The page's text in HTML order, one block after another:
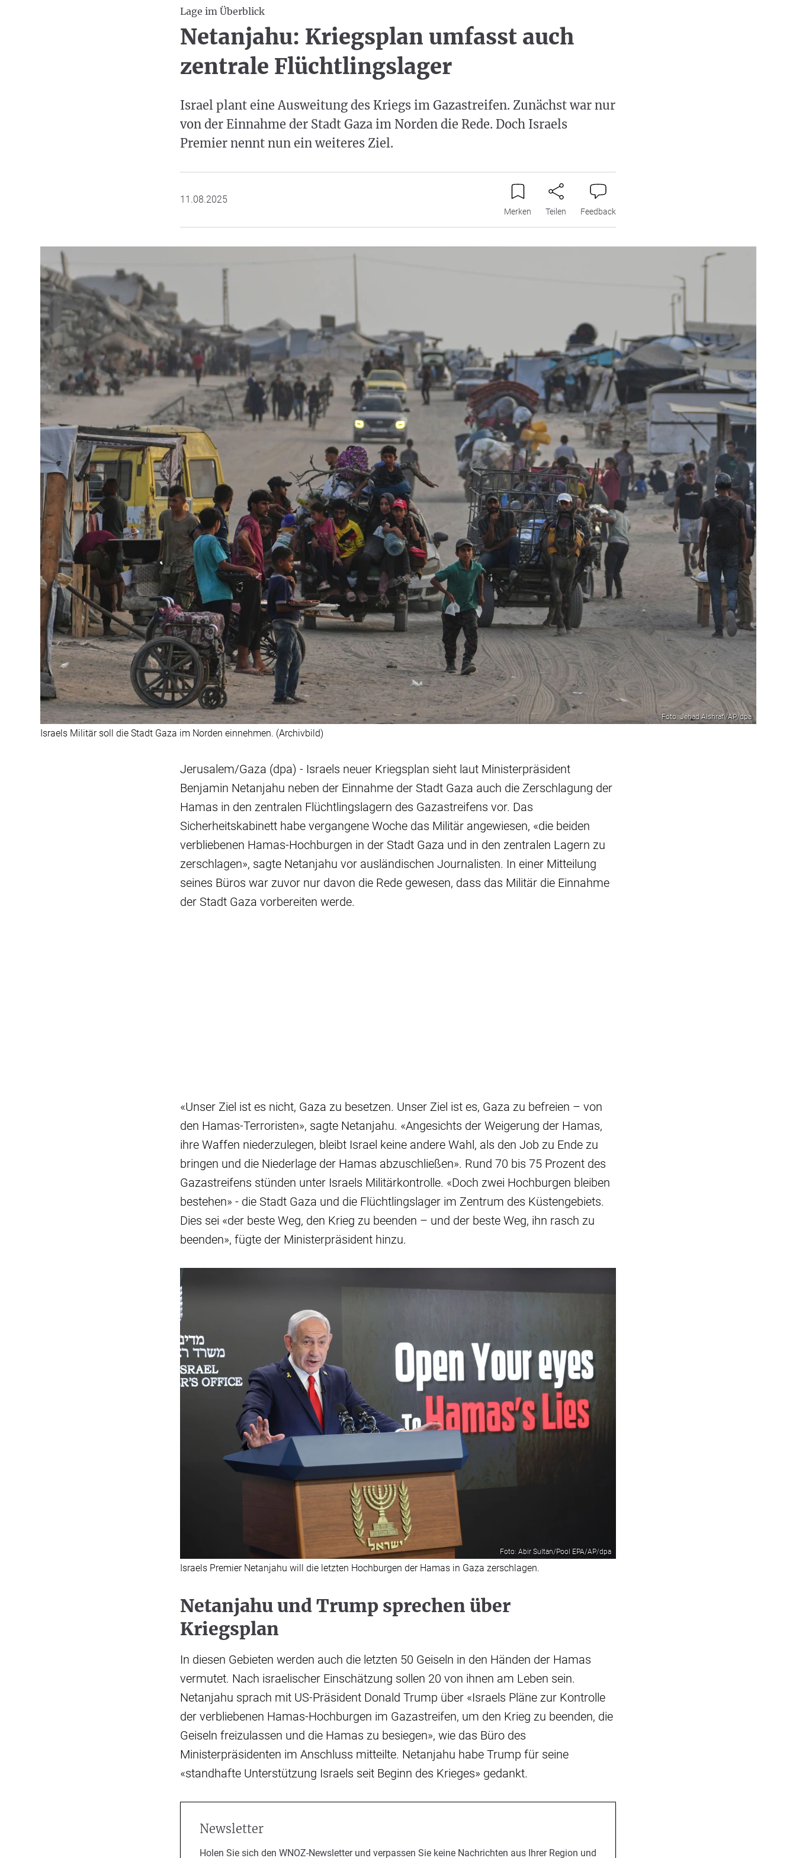
Lage im Überblick
Netanjahu: Kriegsplan umfasst auch
zentrale Flüchtlingslager
Israel plant eine Ausweitung des Kriegs im Gazastreifen. Zunächst war nur
von der Einnahme der Stadt Gaza im Norden die Rede. Doch Israels
Premier nennt nun ein weiteres Ziel.
11.08.2025
Merken Teilen Feedback
Foto: Jehad Alshrafi/AP/dpa
Israels Militär soll die Stadt Gaza im Norden einnehmen. (Archivbild)
Jerusalem/Gaza (dpa) - Israels neuer Kriegsplan sieht laut Ministerpräsident
Benjamin Netanjahu neben der Einnahme der Stadt Gaza auch die Zerschlagung der
Hamas in den zentralen Flüchtlingslagern des Gazastreifens vor. Das
Sicherheitskabinett habe vergangene Woche das Militär angewiesen, «die beiden
verbliebenen Hamas-Hochburgen in der Stadt Gaza und in den zentralen Lagern zu
zerschlagen», sagte Netanjahu vor ausländischen Journalisten. In einer Mitteilung
seines Büros war zuvor nur davon die Rede gewesen, dass das Militär die Einnahme
der Stadt Gaza vorbereiten werde.
«Unser Ziel ist es nicht, Gaza zu besetzen. Unser Ziel ist es, Gaza zu befreien – von
den Hamas-Terroristen», sagte Netanjahu. «Angesichts der Weigerung der Hamas,
ihre Waffen niederzulegen, bleibt Israel keine andere Wahl, als den Job zu Ende zu
bringen und die Niederlage der Hamas abzuschließen». Rund 70 bis 75 Prozent des
Gazastreifens stünden unter Israels Militärkontrolle. «Doch zwei Hochburgen bleiben
bestehen» - die Stadt Gaza und die Flüchtlingslager im Zentrum des Küstengebiets.
Dies sei «der beste Weg, den Krieg zu beenden – und der beste Weg, ihn rasch zu
beenden», fügte der Ministerpräsident hinzu.
Foto: Abir Sultan/Pool EPA/AP/dpa
Israels Premier Netanjahu will die letzten Hochburgen der Hamas in Gaza zerschlagen.
Netanjahu und Trump sprechen über
Kriegsplan
In diesen Gebieten werden auch die letzten 50 Geiseln in den Händen der Hamas
vermutet. Nach israelischer Einschätzung sollen 20 von ihnen am Leben sein.
Netanjahu sprach mit US-Präsident Donald Trump über «Israels Pläne zur Kontrolle
der verbliebenen Hamas-Hochburgen im Gazastreifen, um den Krieg zu beenden, die
Geiseln freizulassen und die Hamas zu besiegen», wie das Büro des
Ministerpräsidenten im Anschluss mitteilte. Netanjahu habe Trump für seine
«standhafte Unterstützung Israels seit Beginn des Krieges» gedankt.
Newsletter
Holen Sie sich den WNOZ-Newsletter und verpassen Sie keine Nachrichten aus Ihrer Region und